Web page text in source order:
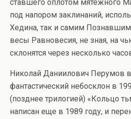
ставшего оплотом мятежного
под напором заклинаний,
Хедина, так и самим Познавшим
весы Равновесия, не зная, на
склонятся через несколько
Николай Даниилович Перумов
фантастический небосклон в
(позднее трилогией) «Кольцо
написан еще в 1989 году, и